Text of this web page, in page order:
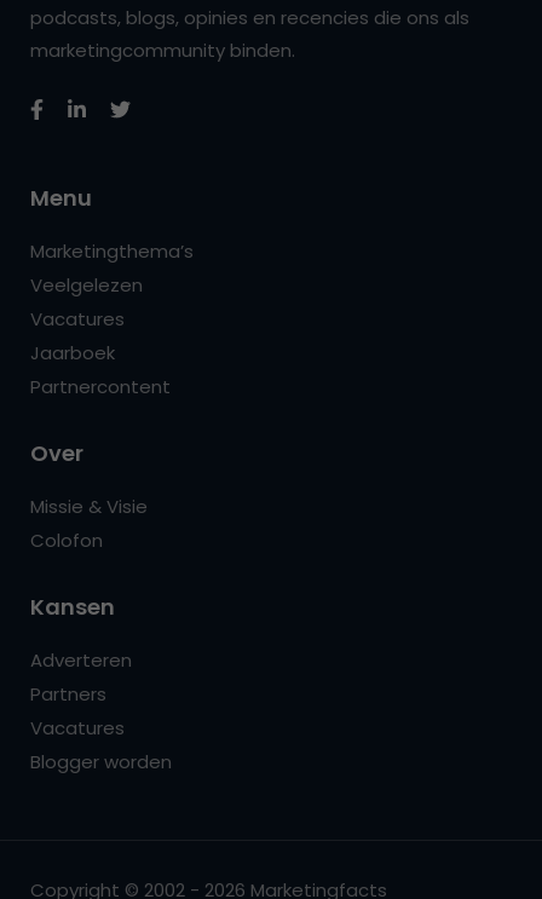
podcasts, blogs, opinies en recencies die ons als
marketingcommunity binden.
Menu
Marketingthema’s
Veelgelezen
Vacatures
Jaarboek
Partnercontent
Over
Missie & Visie
Colofon
Kansen
Adverteren
Partners
Vacatures
Blogger worden
Copyright © 2002 - 2026 Marketingfacts